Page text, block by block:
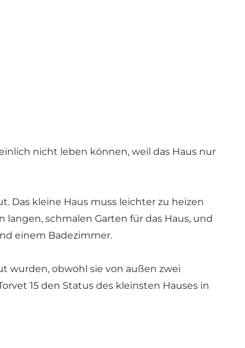
nicht leben können, weil das Haus nur
Das kleine Haus muss leichter zu heizen
schmalen Garten für das Haus, und
einem Badezimmer.
wurden, obwohl sie von außen zwei
15 den Status des kleinsten Hauses in